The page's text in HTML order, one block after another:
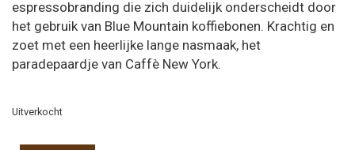
espressobranding die zich duidelijk onderscheidt door
het gebruik van Blue Mountain koffiebonen. Krachtig en
zoet met een heerlijke lange nasmaak, het
paradepaardje van Caffè New York.
Uitverkocht